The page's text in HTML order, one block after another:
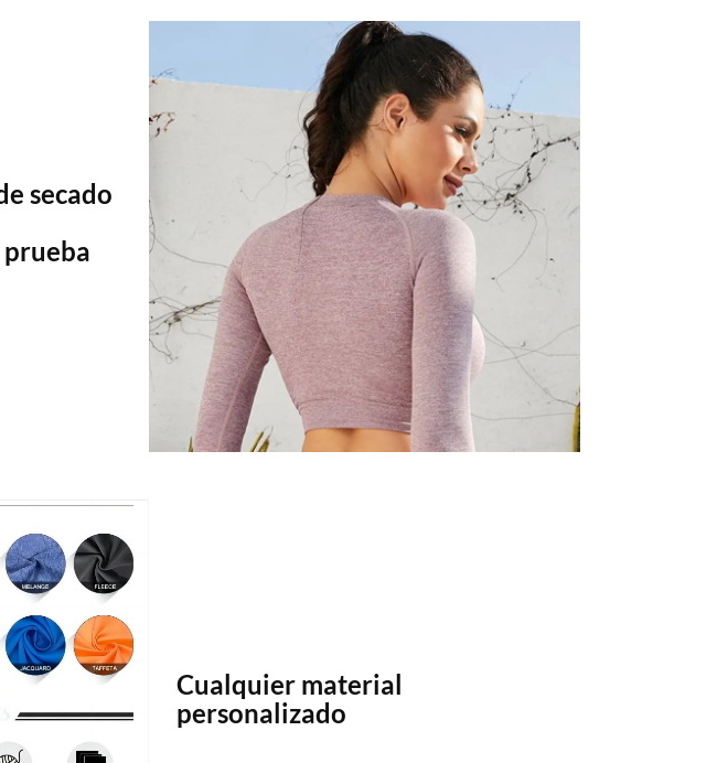
secado
Cualquier material
personalizado